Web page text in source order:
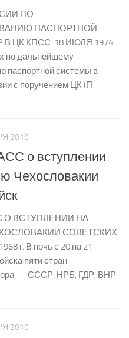
ПО
ПАСПОРТНОЙ
ЦК КПСС. 18 ИЮЛЯ 1974
по дальнейшему
паспортной системы в
с поручением ЦК (П
2019
о вступлении
Чехословакии
О ВСТУПЛЕНИИ НА
СОВЕТСКИХ
г. В ночь с 20 на 21
пяти стран
— СССР, НРБ, ГДР, ВНР
2019